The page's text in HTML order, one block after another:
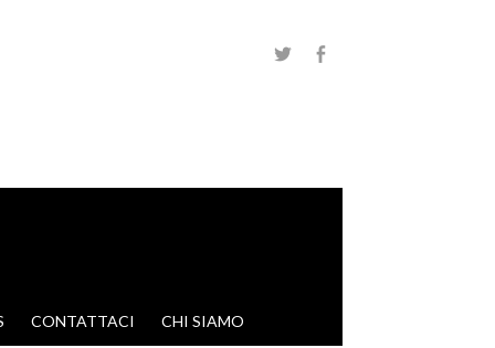
CONTATTACI CHI SIAMO